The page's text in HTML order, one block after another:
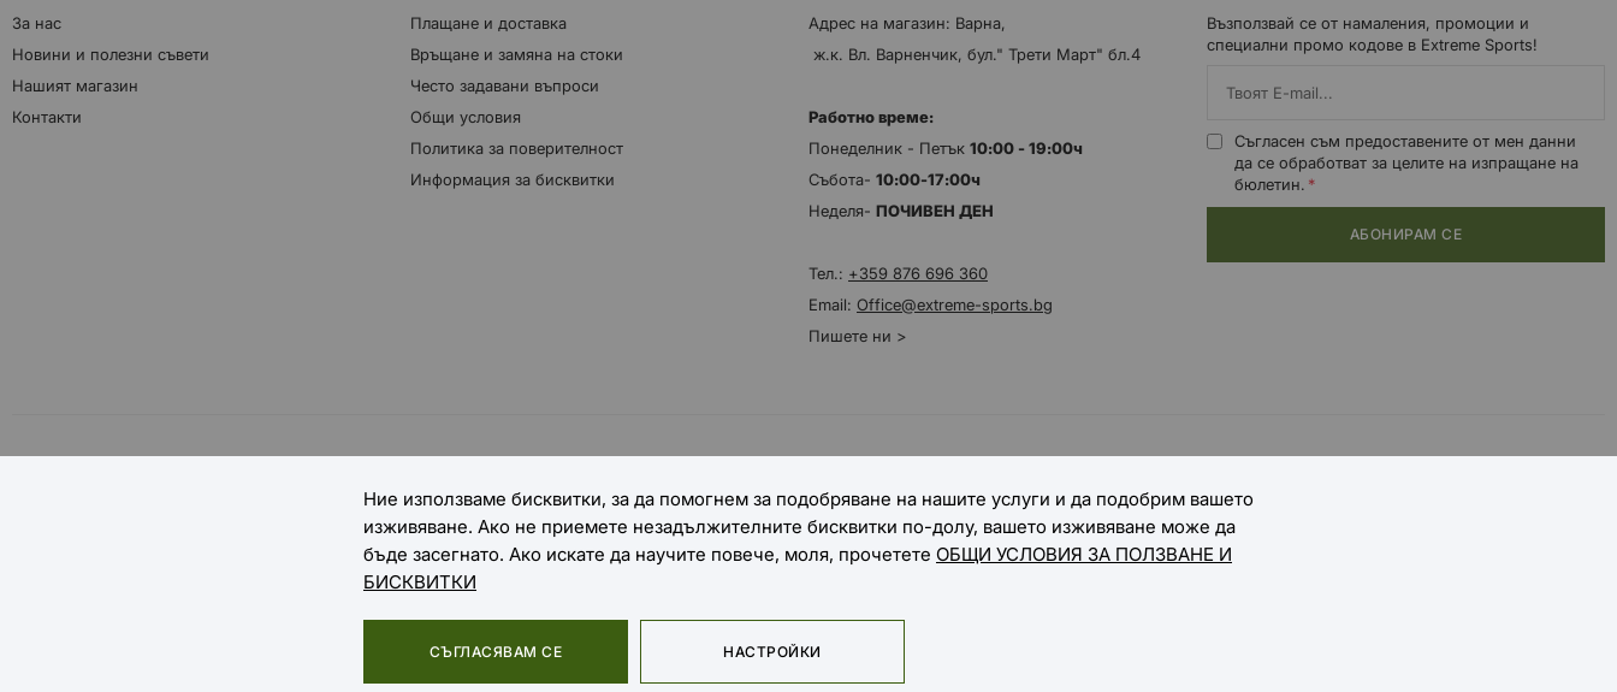
За нас
Новини и полезни съвети
Нашият магазин
Контакти
Плащане и доставка
Връщане и замяна на стоки
Често задавани въпроси
Общи условия
Политика за поверителност
Информация за бисквитки
Адрес на магазин: Варна,
ж.к. Вл. Варненчик, бул." Трети Март" бл.4
Работно време:
Понеделник - Петък 10:00 - 19:00ч
Събота- 10:00-17:00ч
Неделя- ПОЧИВЕН ДЕН
Тел.: +359 876 696 360
Email: Office@extreme-sports.bg
Пишете ни >
Възползвай се от намаления, промоции и
специални промо кодове в Extreme Sports!
Съгласен съм предоставените от мен данни
да се обработват за целите на изпращане на
бюлетин.
АБОНИРАМ СЕ
НАЧИНИ НА ДОСТАВКА
Ние използваме бисквитки, за да помогнем за подобряване на нашите услуги и да подобрим вашето
изживяване. Ако не приемете незадължителните бисквитки по-долу, вашето изживяване може да
бъде засегнато. Ако искате да научите повече, моля, прочетете ОБЩИ УСЛОВИЯ ЗА ПОЛЗВАНЕ И
БИСКВИТКИ
СЪГЛАСЯВАМ СЕ НАСТРОЙКИ